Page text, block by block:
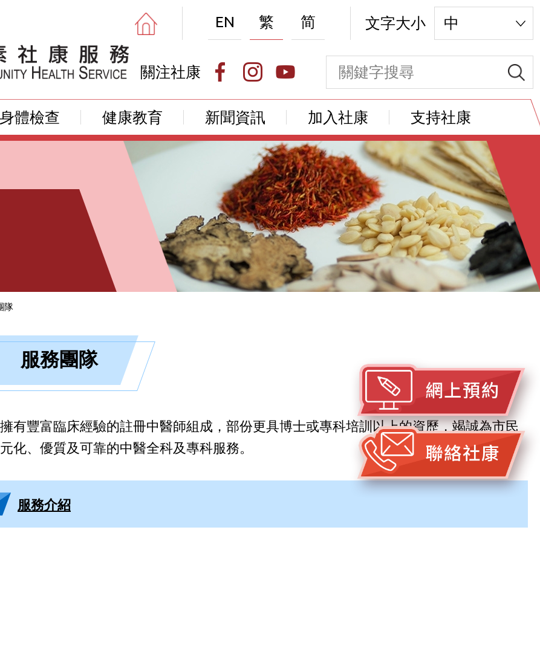
EN 繁 简 文字大小 中
關注社康
身體檢查 健康教育 新聞資訊 加入社康 支持社康
隊
服務團隊
有豐富臨床經驗的註冊中醫師組成，部份更具博士或專科培訓以上的資歷，竭誠為市民
化、優質及可靠的中醫全科及專科服務。
服務介紹